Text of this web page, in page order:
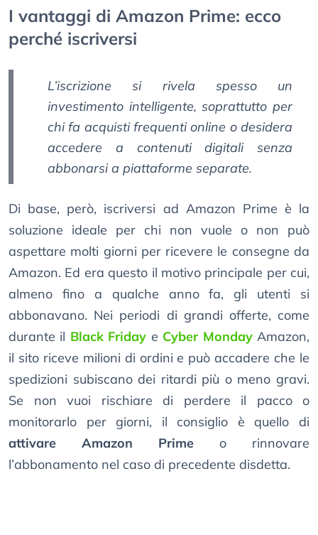
I vantaggi di Amazon Prime: ecco
perché iscriversi
L’iscrizione si rivela spesso un
investimento intelligente, soprattutto per
chi fa acquisti frequenti online o desidera
accedere a contenuti digitali senza
abbonarsi a piattaforme separate.
Di base, però, iscriversi ad Amazon Prime è la
soluzione ideale per chi non vuole o non può
aspettare molti giorni per ricevere le consegne da
Amazon. Ed era questo il motivo principale per cui,
almeno fino a qualche anno fa, gli utenti si
abbonavano. Nei periodi di grandi offerte, come
durante il Black Friday e Cyber MondayAmazon,
il sito riceve milioni di ordini e può accadere che le
spedizioni subiscano dei ritardi più o meno gravi.
Se non vuoi rischiare di perdere il pacco o
monitorarlo per giorni, il consiglio è quello di
attivare Amazon Prime o rinnovare
l’abbonamento nel caso di precedente disdetta.